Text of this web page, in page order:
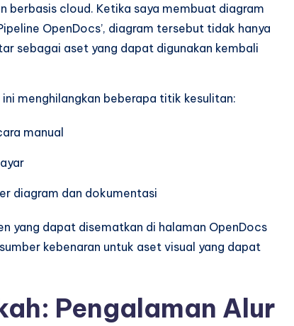
berbasis cloud. Ketika saya membuat diagram
OpenDocs’, diagram tersebut tidak hanya
sebagai aset yang dapat digunakan kembali
menghilangkan beberapa titik kesulitan:
manual
diagram dan dokumentasi
yang dapat disematkan di halaman OpenDocs
kebenaran untuk aset visual yang dapat
Pengalaman Alur